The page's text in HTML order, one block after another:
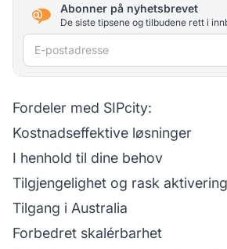
Abonner på nyhetsbrevet
De siste tipsene og tilbudene rett i
E-postadresse
Fordeler med SIPcity:
Kostnadseffektive løsninger
I henhold til dine behov
Tilgjengelighet og rask aktivering
Tilgang i Australia
Forbedret skalérbarhet